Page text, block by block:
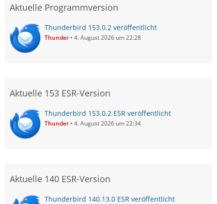
Aktuelle Programmversion
Thunderbird 153.0.2 veröffentlicht
Thunder 4. August 2026 um 22:28
Aktuelle 153 ESR-Version
Thunderbird 153.0.2 ESR veröffentlicht
Thunder 4. August 2026 um 22:34
Aktuelle 140 ESR-Version
Thunderbird 140.13.0 ESR veröffentlicht